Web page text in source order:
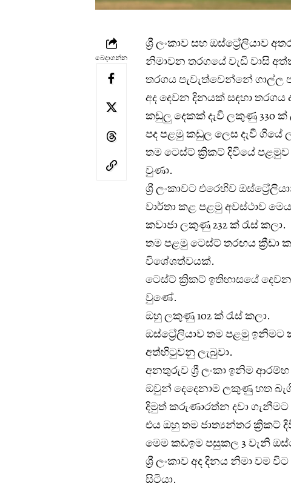
බෙදාගන්න
ශ්‍රී ලංකාව සහ ඔස්ට්‍රේලියාව
නිමාවන තරගයේ වැඩි වාසි
තරගය පැවැත්වෙන්නේ ගාල්ල
අද දෙවන දිනයක් සඳහා
කඩුලු දෙකක් දැවී ලකුණු 330 ක්
පද පළමු කඩුල ලෙස දැවී ගියේ
තම ටෙස්ට් ක්‍රිකට් දිවියේ
වුණා.
ශ්‍රී ලංකාවට එරෙහිව
වාර්තා කළ පළමු අවස්ථාව
කවාජා ලකුණු 232 ක් රැස් කලා.
තම පළමු ටෙස්ට් තරඟය
විශේශත්වයක්.
ටෙස්ට් ක්‍රිකට් ඉතිහාසයේ
වුණේ.
ඔහු ලකුණු 102 ක් රැස් කලා.
ඔස්ට්‍රේලියාව තම පළමු ඉනිමට
අත්හිටුවනු ලැබුවා.
අනතුරුව ශ්‍රී ලංකා ඉනිම
ඔවුන් දෙදෙනාම ලකුණු හත
දිමුත් කරුණාරත්න දවා
එය ඔහු තම ජාත්‍යන්තර ක්‍රිකට්
මෙම කඩඉම පසුකල 3 වැනි
ශ්‍රී ලංකාව අද දිනය නිමා වම
සිටියා.